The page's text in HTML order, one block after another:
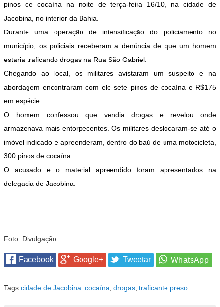
pinos de cocaína na noite de terça-feira 16/10, na cidade de
Jacobina, no interior da Bahia.
Durante uma operação de intensificação do policiamento no
município, os policiais receberam a denúncia de que um homem
estaria traficando drogas na Rua São Gabriel.
Chegando ao local, os militares avistaram um suspeito e na
abordagem encontraram com ele sete pinos de cocaína e R$175
em espécie.
O homem confessou que vendia drogas e revelou onde
armazenava mais entorpecentes. Os militares deslocaram-se até o
imóvel indicado e apreenderam, dentro do baú de uma motocicleta,
300 pinos de cocaína.
O acusado e o material apreendido foram apresentados na
delegacia de Jacobina.
Foto: Divulgação
Facebook Google+ Tweetar
Tags:cidade de Jacobina, cocaína, drogas, traficante preso